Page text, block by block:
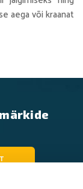
aega või kraanat